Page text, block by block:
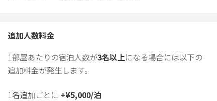
追加人数料金
1部屋あたりの宿泊人数が3名以上になる場合には以下の
追加料金が発生します。
1名追加ごとに +¥5,000/泊